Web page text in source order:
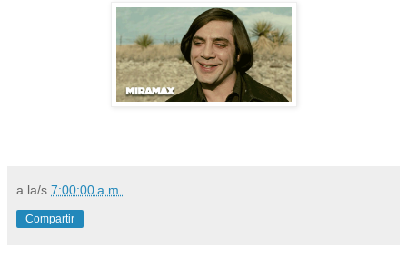
a la/s 7:00:00 a.m.
Compartir